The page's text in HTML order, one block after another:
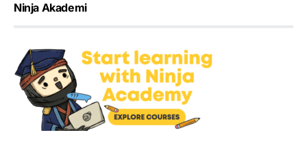
Ninja Akademi